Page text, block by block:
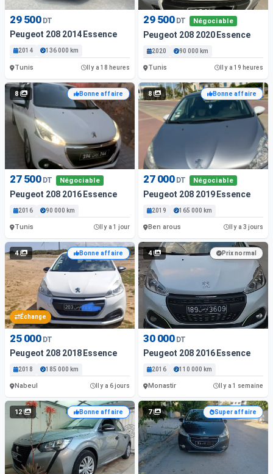
29 500 DT
Peugeot 208 2014 Essence
2014 136 000 km
Tunis Il y a 18 heures
29 500 DT Négociable
Peugeot 208 2020 Essence
2020 90 000 km
Tunis Il y a 19 heures
8 Bonne affaire
27 500 DT Négociable
Peugeot 208 2016 Essence
2016 90 000 km
Tunis Il y a 1 jour
8 Bonne affaire
27 000 DT Négociable
Peugeot 208 2019 Essence
2019 165 000 km
Ben arous Il y a 3 jours
4
Échange
Bonne affaire
25 000 DT
Peugeot 208 2018 Essence
2018 185 000 km
Nabeul Il y a 6 jours
4 Prix normal
30 000 DT
Peugeot 208 2016 Essence
2016 110 000 km
Monastir Il y a 1 semaine
12 Bonne affaire 7 Super affaire